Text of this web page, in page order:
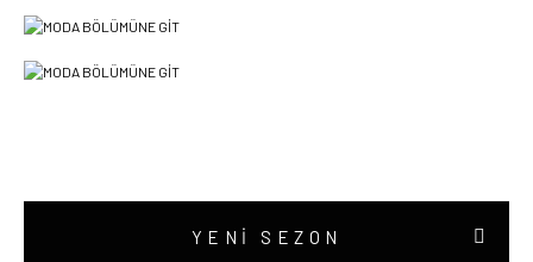
YENİ SEZON
ÖZEL FİYATLAR